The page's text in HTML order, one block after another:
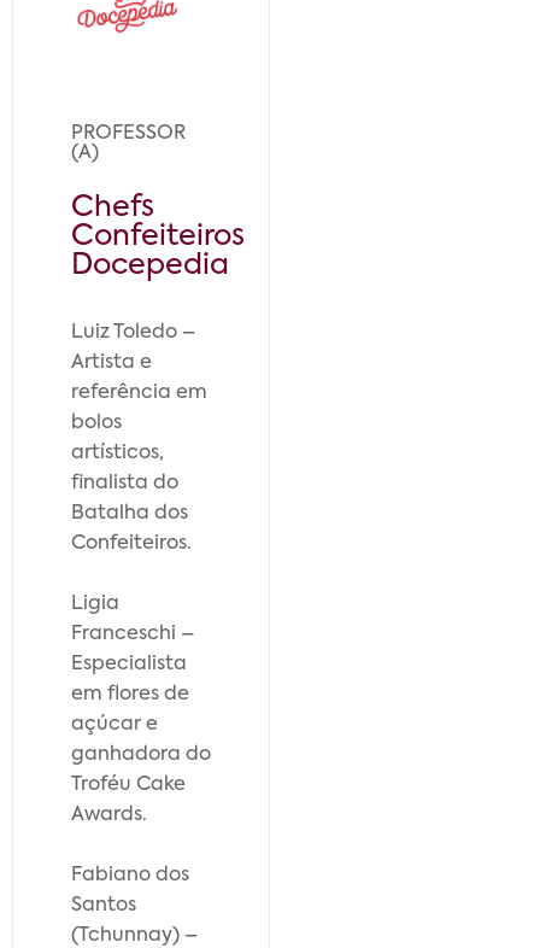
PROFESSOR
(A)
Chefs
Confeiteiros
Docepedia
Luiz Toledo –
Artista e
referência em
bolos
artísticos,
finalista do
Batalha dos
Confeiteiros.
Ligia
Franceschi –
Especialista
em flores de
açúcar e
ganhadora do
Troféu Cake
Awards.
Fabiano dos
Santos
(Tchunnay) –